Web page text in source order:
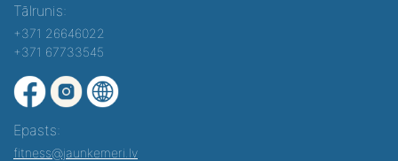
Tālrunis:
+371 26646022
+371 67733545
Epasts:
fitness@jaunkemeri.lv